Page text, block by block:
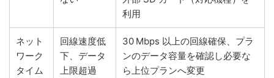
利用
ネット
ワーク
タイム
回線速度低
下、データ
上限超過
30 Mbps 以上の回線確保、プラ
ンのデータ容量を確認し必要な
ら上位プランへ変更